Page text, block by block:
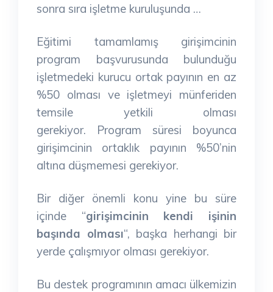
sonra sıra işletme kuruluşunda …
Eğitimi tamamlamış girişimcinin
program başvurusunda bulunduğu
işletmedeki kurucu ortak payının en az
%50 olması ve işletmeyi münferiden
temsile yetkili olması
gerekiyor. Program süresi boyunca
girişimcinin ortaklık payının %50’nin
altına düşmemesi gerekiyor.
Bir diğer önemli konu yine bu süre
içinde “girişimcinin kendi işinin
başında olması“, başka herhangi bir
yerde çalışmıyor olması gerekiyor.
Bu destek programının amacı ülkemizin